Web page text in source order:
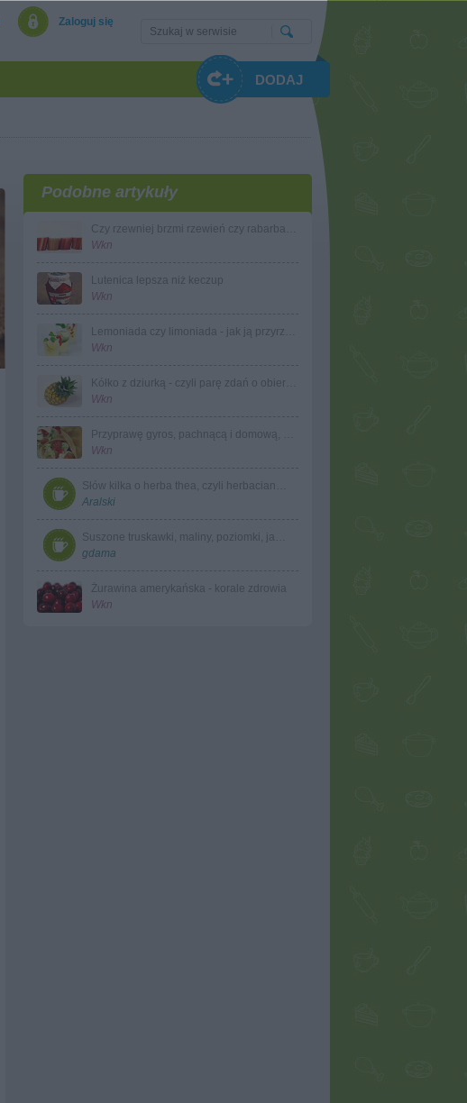
Zaloguj się
DODAJ
Podobne artykuły
Wkn
Lutenica lepsza niż keczup
Wkn
Wkn
Wkn
Wkn
Aralski
gdama
Żurawina amerykańska - korale zdrowia
Wkn